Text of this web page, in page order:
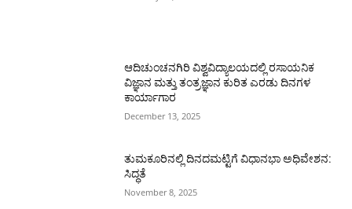
ಆದಿಚುಂಚನಗಿರಿ ವಿಶ್ವವಿದ್ಯಾಲಯದಲ್ಲಿ ರಸಾಯನಿಕ
ವಿಜ್ಞಾನ ಮತ್ತು ತಂತ್ರಜ್ಞಾನ ಕುರಿತ ಎರಡು ದಿನಗಳ
ಕಾರ್ಯಾಗಾರ
December 13, 2025
ತುಮಕೂರಿನಲ್ಲಿ ದಿನದಮಟ್ಟಿಗೆ ವಿಧಾನಭಾ ಅಧಿವೇಶನ:
ಸಿದ್ಧತೆ
November 8, 2025